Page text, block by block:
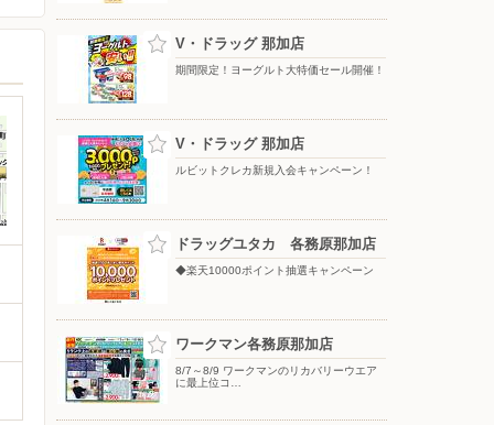
V・ドラッグ 那加店
期間限定！ヨーグルト大特価セール開催！
V・ドラッグ 那加店
ルビットクレカ新規入会キャンペーン！
ドラッグユタカ 各務原那加店
◆楽天10000ポイント抽選キャンペーン
ワークマン各務原那加店
8/7～8/9 ワークマンのリカバリーウエア
に最上位コ…